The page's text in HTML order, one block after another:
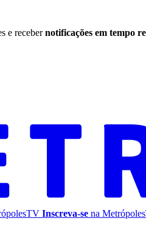
e receber notificações em tempo
Inscreva-se na